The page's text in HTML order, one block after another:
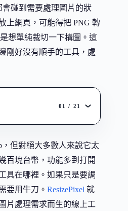
會碰到需要處理圖片的狀
上網頁，可能得把 PNG 轉
想單純裁切一下構圖。這
剛好沒有順手的工具，處
01 / 21
，但對絕大多數人來說它太
百塊台幣，功能多到打開
具在哪裡。如果只是要調
要用牛刀。 ResizePixel 就
片處理需求而生的線上工